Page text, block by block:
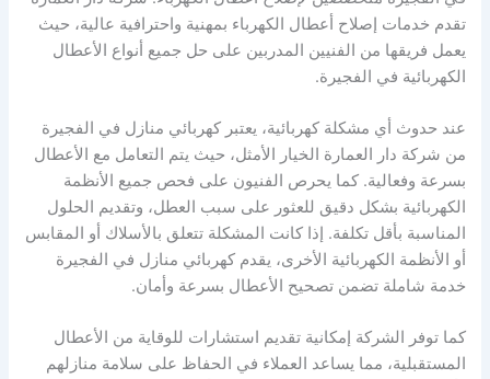
تقدم خدمات إصلاح أعطال الكهرباء بمهنية واحترافية عالية، حيث
يعمل فريقها من الفنيين المدربين على حل جميع أنواع الأعطال
الكهربائية في الفجيرة.
عند حدوث أي مشكلة كهربائية، يعتبر كهربائي منازل في الفجيرة
من شركة دار العمارة الخيار الأمثل، حيث يتم التعامل مع الأعطال
بسرعة وفعالية. كما يحرص الفنيون على فحص جميع الأنظمة
الكهربائية بشكل دقيق للعثور على سبب العطل، وتقديم الحلول
المناسبة بأقل تكلفة. إذا كانت المشكلة تتعلق بالأسلاك أو المقابس
أو الأنظمة الكهربائية الأخرى، يقدم كهربائي منازل في الفجيرة
خدمة شاملة تضمن تصحيح الأعطال بسرعة وأمان.
كما توفر الشركة إمكانية تقديم استشارات للوقاية من الأعطال
المستقبلية، مما يساعد العملاء في الحفاظ على سلامة منازلهم